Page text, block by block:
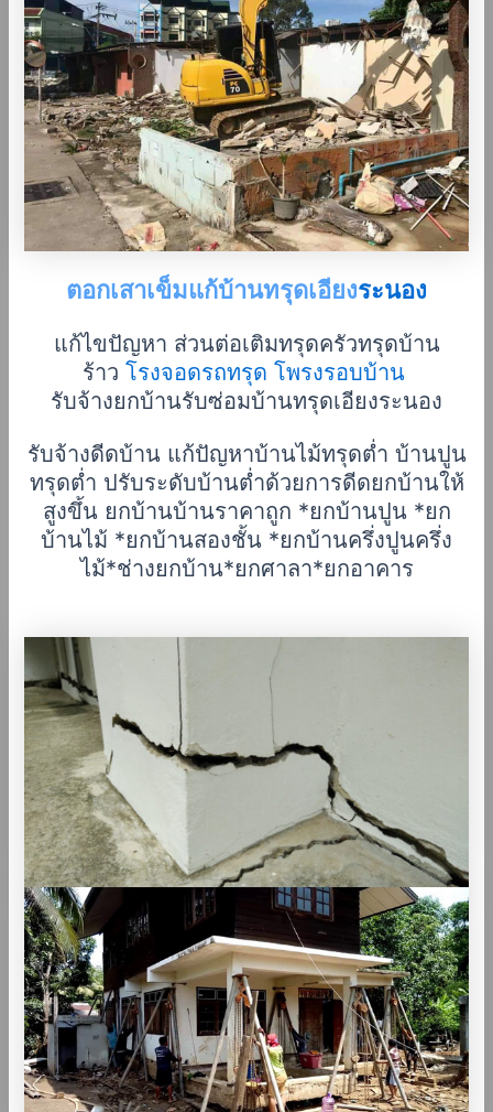
ตอกเสาเข็มแก้บ้านทรุดเอียงระนอง
แก้ไขปัญหา ส่วนต่อเติมทรุดครัวทรุดบ้าน
ร้าว โรงจอดรถทรุด โพรงรอบบ้าน
รับจ้างยกบ้านรับซ่อมบ้านทรุดเอียงระนอง
รับจ้างดีดบ้าน แก้ปัญหาบ้านไม้ทรุดต่ำ บ้านปูน
ทรุดต่ำ ปรับระดับบ้านต่ำด้วยการดีดยกบ้านให้
สูงขึ้น ยกบ้านบ้านราคาถูก *ยกบ้านปูน *ยก
บ้านไม้ *ยกบ้านสองชั้น *ยกบ้านครึ่งปูนครึ่ง
ไม้*ช่างยกบ้าน*ยกศาลา*ยกอาคาร